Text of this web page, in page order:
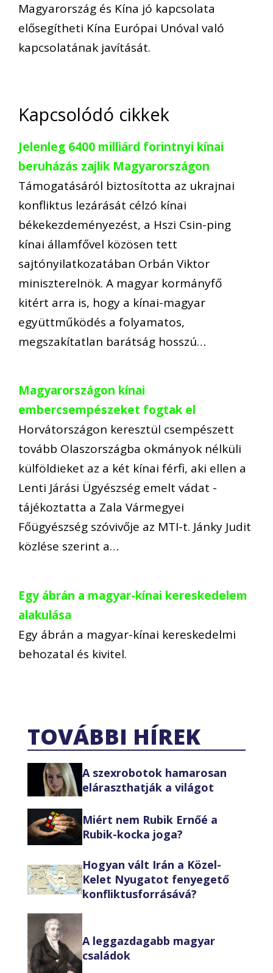
Magyarország és Kína jó kapcsolata
elősegítheti Kína Európai Unóval való
kapcsolatának javítását.
Kapcsolódó cikkek
Jelenleg 6400 milliárd forintnyi kínai
beruházás zajlik Magyarországon
Támogatásáról biztosította az ukrajnai
konfliktus lezárását célzó kínai
békekezdeményezést, a Hszi Csin-ping
kínai államfővel közösen tett
sajtónyilatkozatában Orbán Viktor
miniszterelnök. A magyar kormányfő
kitért arra is, hogy a kínai-magyar
együttműködés a folyamatos,
megszakítatlan barátság hosszú…
Magyarországon kínai
embercsempészeket fogtak el
Horvátországon keresztül csempészett
tovább Olaszországba okmányok nélküli
külföldieket az a két kínai férfi, aki ellen a
Lenti Járási Ügyészség emelt vádat -
tájékoztatta a Zala Vármegyei
Főügyészség szóvivője az MTI-t. Jánky Judit
közlése szerint a…
Egy ábrán a magyar-kínai kereskedelem
alakulása
Egy ábrán a magyar-kínai kereskedelmi
behozatal és kivitel.
TOVÁBBI HÍREK
A szexrobotok hamarosan
eláraszthatják a világot
Miért nem Rubik Ernőé a
Rubik-kocka joga?
Hogyan vált Irán a Közel-
Kelet Nyugatot fenyegető
konfliktusforrásává?
A leggazdagabb magyar
családok